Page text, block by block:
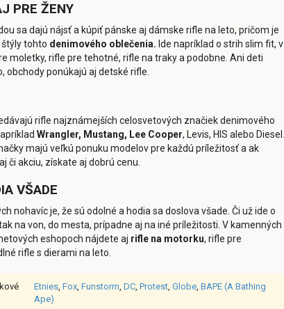
PRE ŽENY
sa dajú nájsť a kúpiť pánske aj dámske rifle na leto, pričom je
tohto denimového oblečenia. Ide napríklad o strih slim fit, v
moletky, rifle pre tehotné, rifle na traky a podobne. Ani deti
obchody ponúkajú aj detské rifle.
rifle najznámejších celosvetových značiek denimového
Wrangler, Mustang, Lee Cooper, Levis, HIS alebo Diesel.
majú veľkú ponuku modelov pre každú príležitosť a ak
či akciu, získate aj dobrú cenu.
VŠADE
nohavíc je, že sú odolné a hodia sa doslova všade. Či už ide o
na von, do mesta, prípadne aj na iné príležitosti. V kamenných
eshopoch nájdete aj rifle na motorku, rifle pre
rifle s dierami na leto.
Etnies, Fox, Funstorm, DC, Protest, Globe, BAPE (A Bathing
Ape)